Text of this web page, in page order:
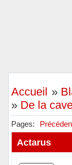
Accueil »
» De la
Pages:
Actarus